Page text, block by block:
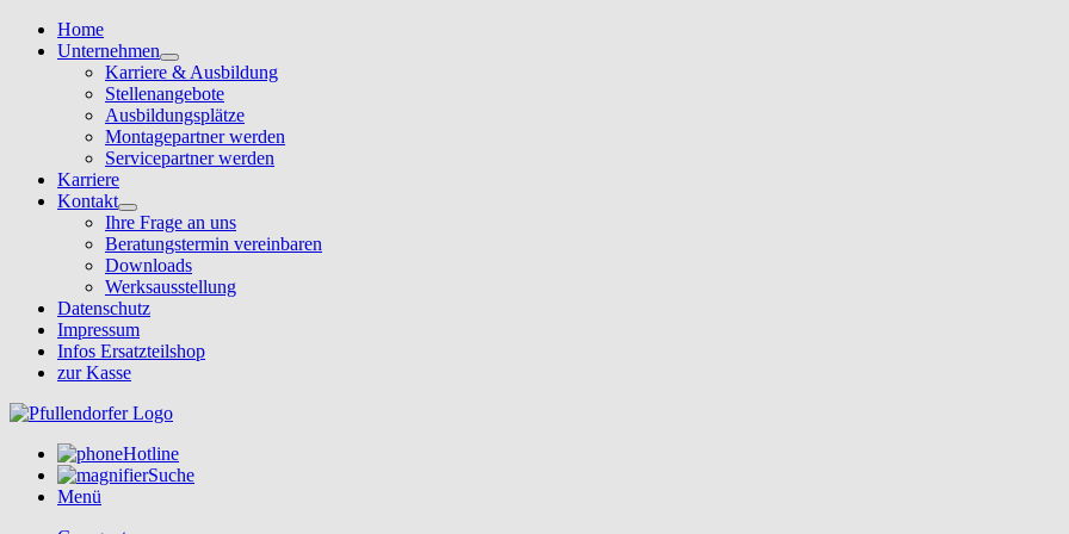
Home
Unternehmen
Karriere & Ausbildung
Stellenangebote
Ausbildungsplätze
Montagepartner werden
Servicepartner werden
Karriere
Kontakt
Ihre Frage an uns
Beratungstermin vereinbaren
Downloads
Werksausstellung
Datenschutz
Impressum
Infos Ersatzteilshop
zur Kasse
Hotline
Suche
Menü